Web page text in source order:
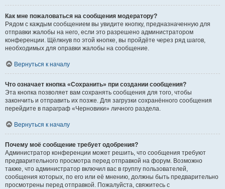
Как мне пожаловаться на сообщения модератору?
Рядом с каждым сообщением вы увидите кнопку, предназначенную для
отправки жалобы на него, если это разрешено администратором
конференции. Щёлкнув по этой кнопке, вы пройдёте через ряд шагов,
необходимых для оправки жалобы на сообщение.
Вернуться к началу
Что означает кнопка «Сохранить» при создании сообщения?
Эта кнопка позволяет вам сохранять сообщения для того, чтобы
закончить и отправить их позже. Для загрузки сохранённого сообщения
перейдите в параграф «Черновики» личного раздела.
Вернуться к началу
Почему моё сообщение требует одобрения?
Администратор конференции может решить, что сообщения требуют
предварительного просмотра перед отправкой на форум. Возможно
также, что администратор включил вас в группу пользователей,
сообщения которых, по его или её мнению, должны быть предварительно
просмотрены перед отправкой. Пожалуйста, свяжитесь с